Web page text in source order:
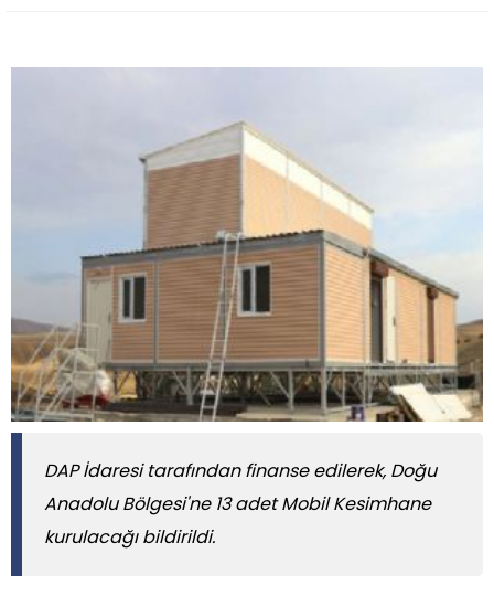
DAP İdaresi tarafından finanse edilerek, Doğu
Anadolu Bölgesi'ne 13 adet Mobil Kesimhane
kurulacağı bildirildi.